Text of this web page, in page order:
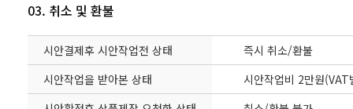
03. 취소 및 환불
시안결제후 시안작업전 상태
즉시 취소/환불
시안작업을 받아본 상태
시안작업비 2만원